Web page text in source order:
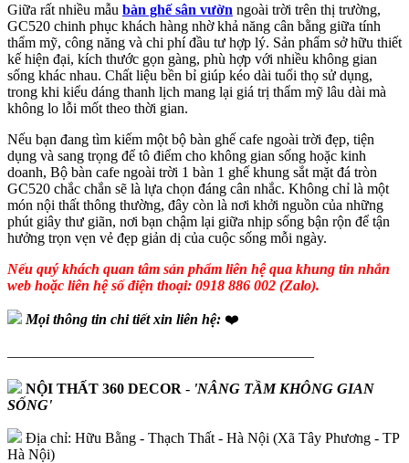
Giữa rất nhiều mẫu bàn ghế sân vườn ngoài trời trên thị trường,
GC520 chinh phục khách hàng nhờ khả năng cân bằng giữa tính
thẩm mỹ, công năng và chi phí đầu tư hợp lý. Sản phẩm sở hữu thiết
kế hiện đại, kích thước gọn gàng, phù hợp với nhiều không gian
sống khác nhau. Chất liệu bền bỉ giúp kéo dài tuổi thọ sử dụng,
trong khi kiểu dáng thanh lịch mang lại giá trị thẩm mỹ lâu dài mà
không lo lỗi mốt theo thời gian.
Nếu bạn đang tìm kiếm một bộ bàn ghế cafe ngoài trời đẹp, tiện
dụng và sang trọng để tô điểm cho không gian sống hoặc kinh
doanh, Bộ bàn cafe ngoài trời 1 bàn 1 ghế khung sắt mặt đá tròn
GC520 chắc chắn sẽ là lựa chọn đáng cân nhắc. Không chỉ là một
món nội thất thông thường, đây còn là nơi khởi nguồn của những
phút giây thư giãn, nơi bạn chậm lại giữa nhịp sống bận rộn để tận
hưởng trọn vẹn vẻ đẹp giản dị của cuộc sống mỗi ngày.
Nếu quý khách quan tâm sản phẩm liên hệ qua khung tin nhắn
web hoặc liên hệ số điện thoại: 0918 886 002 (Zalo).
Mọi thông tin chi tiết xin liên hệ: ❤️
—————————————————————
NỘI THẤT 360 DECOR - 'NÂNG TẦM KHÔNG GIAN
SỐNG'
Địa chỉ: Hữu Bằng - Thạch Thất - Hà Nội (Xã Tây Phương - TP
Hà Nội)